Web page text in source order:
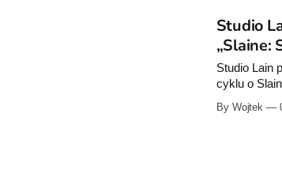
Studio
„Slaine:
Studio Lain
cyklu o
By Wojtek